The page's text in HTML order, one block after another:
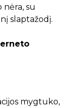
su
slaptažodį.
mygtuko,